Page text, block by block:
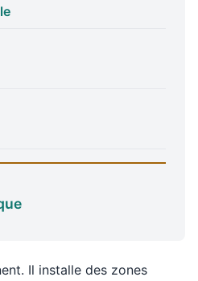
Il installe des zones